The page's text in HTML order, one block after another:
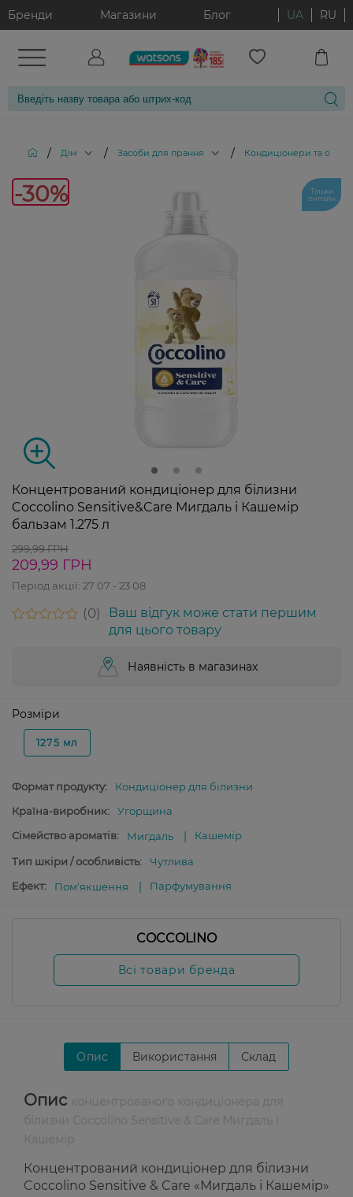
Бренди Магазини Блог UA RU
/ Дім / Засоби для прання / Кондиціонери та
-30%
Тільки
онлайн
Концентрований кондиціонер для білизни
Coccolino Sensitive&Care Мигдаль і Кашемір
бальзам 1.275 л
299,99 ГРН
209,99 ГРН
Період акції: 27 07 - 23 08
0
Ваш відгук може стати першим
для цього товару
Наявність в магазинах
Розміри
1275 мл
Формат продукту:
Кондиціонер для білизни
Країна-виробник:
Угорщина
Сімейство ароматів:
Мигдаль Кашемір
Тип шкіри / особливість:
Чутлива
Ефект:
Пом'якшення Парфумування
COCCOLINO
Всі товари бренда
Опис Використання Склад
Опис
Концентрований кондиціонер для білизни
Coccolino Sensitive & Care «Мигдаль і Кашемір»